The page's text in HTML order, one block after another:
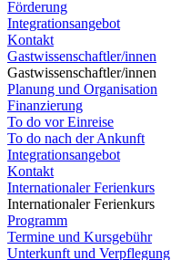
Förderung
Integrationsangebot
Kontakt
Gastwissenschaftler/innen
Gastwissenschaftler/innen
Planung und Organisation
Finanzierung
To do vor Einreise
To do nach der Ankunft
Integrationsangebot
Kontakt
Internationaler Ferienkurs
Internationaler Ferienkurs
Programm
Termine und Kursgebühr
Unterkunft und Verpflegung